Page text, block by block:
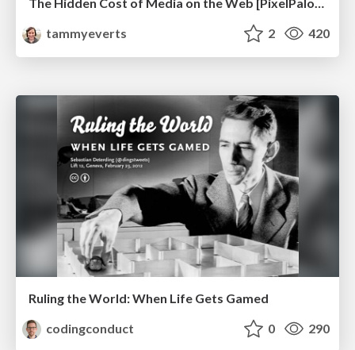
tammyeverts
2 420
Ruling the World: When Life Gets Gamed
codingconduct
0 290